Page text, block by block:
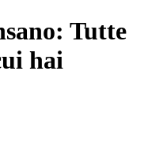
Tutte
hai